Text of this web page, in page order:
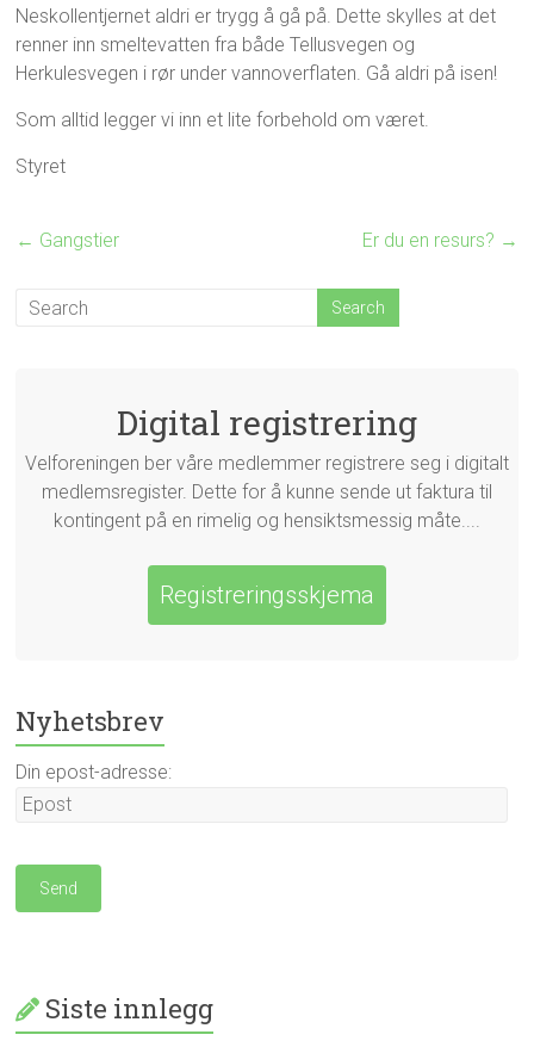
Neskollentjernet aldri er trygg å gå på. Dette skylles at det
renner inn smeltevatten fra både Tellusvegen og
Herkulesvegen i rør under vannoverflaten. Gå aldri på isen!
Som alltid legger vi inn et lite forbehold om været.
Styret
← Gangstier Er du en resurs? →
Digital registrering
Velforeningen ber våre medlemmer registrere seg i digitalt
medlemsregister. Dette for å kunne sende ut faktura til
kontingent på en rimelig og hensiktsmessig måte....
Registreringsskjema
Nyhetsbrev
Din epost-adresse:
Siste innlegg